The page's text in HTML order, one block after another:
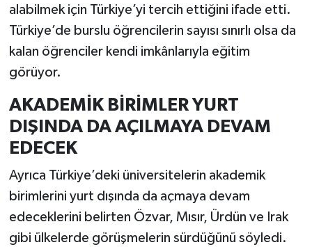
alabilmek için Türkiye’yi tercih ettiğini ifade etti.
Türkiye’de burslu öğrencilerin sayısı sınırlı olsa da
kalan öğrenciler kendi imkânlarıyla eğitim
görüyor.
AKADEMİK BİRİMLER YURT
DIŞINDA DA AÇILMAYA DEVAM
EDECEK
Ayrıca Türkiye’deki üniversitelerin akademik
birimlerini yurt dışında da açmaya devam
edeceklerini belirten Özvar, Mısır, Ürdün ve Irak
gibi ülkelerde görüşmelerin sürdüğünü söyledi.